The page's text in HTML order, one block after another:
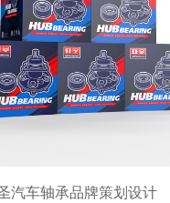
汽车轴承品牌策划设计